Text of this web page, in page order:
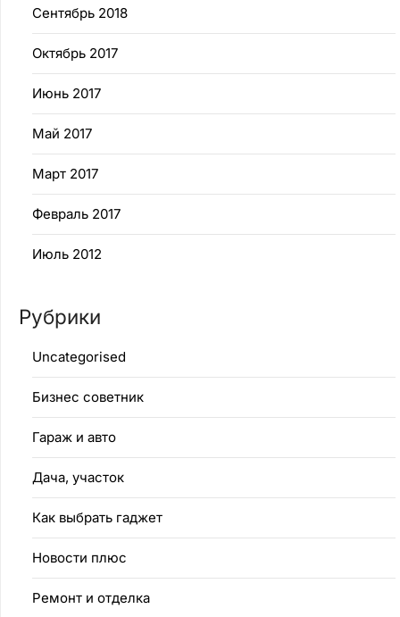
Сентябрь 2018
Октябрь 2017
Июнь 2017
Май 2017
Март 2017
Февраль 2017
Июль 2012
Рубрики
Uncategorised
Бизнес советник
Гараж и авто
Дача, участок
Как выбрать гаджет
Новости плюс
Ремонт и отделка